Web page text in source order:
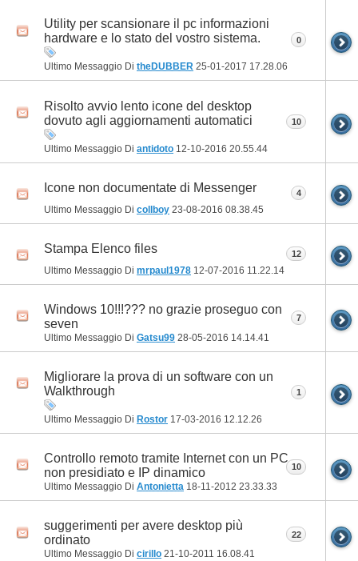
Utility per scansionare il pc informazioni
hardware e lo stato del vostro sistema.
Ultimo Messaggio Di theDUBBER 25-01-2017 17.28.06
0
Risolto avvio lento icone del desktop
dovuto agli aggiornamenti automatici
Ultimo Messaggio Di antidoto 12-10-2016 20.55.44
10
Icone non documentate di Messenger
Ultimo Messaggio Di collboy 23-08-2016 08.38.45
4
Stampa Elenco files
Ultimo Messaggio Di mrpaul1978 12-07-2016 11.22.14
12
Windows 10!!!??? no grazie proseguo con
seven
Ultimo Messaggio Di Gatsu99 28-05-2016 14.14.41
7
Migliorare la prova di un software con un
Walkthrough
Ultimo Messaggio Di Rostor 17-03-2016 12.12.26
1
Controllo remoto tramite Internet con un PC
non presidiato e IP dinamico
Ultimo Messaggio Di Antonietta 18-11-2012 23.33.33
10
suggerimenti per avere desktop più
ordinato
Ultimo Messaggio Di cirillo 21-10-2011 16.08.41
22